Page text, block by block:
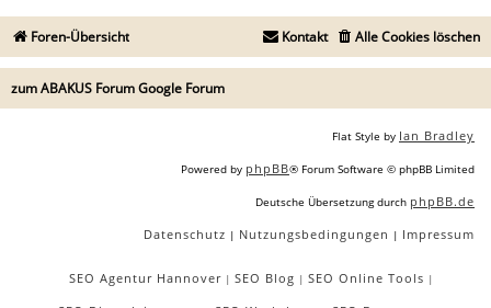
Foren-Übersicht Alle Cookies löschen
Kontakt
zum ABAKUS Forum Google Forum
Flat Style by Ian Bradley
Powered by phpBB® Forum Software © phpBB Limited
Deutsche Übersetzung durch phpBB.de
Datenschutz | Nutzungsbedingungen | Impressum
SEO Agentur Hannover| SEO Blog | SEO Online Tools |